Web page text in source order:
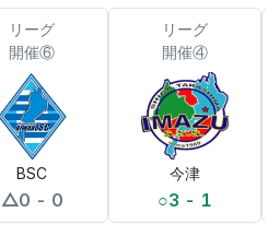
リーグ
開催⑥
BSC
△0 - 0
リーグ
開催④
今津
○3 - 1